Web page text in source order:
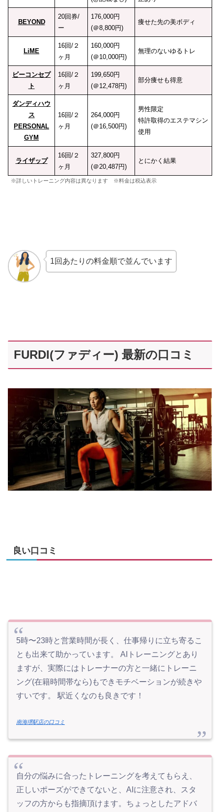
BEYOND
20回券/
ー
176,000円
(＠8,800円)
痩せた先の美ボディ
LiME
16回/２
ヶ月
160,000円
(＠10,000円)
無理のないゆるトレ
ビーコンセプ
ト
16回/２
ヶ月
199,650円
(＠12,478円)
部分痩せも得意
ダンディハウ
ス
PERSONAL
GYM
16回/２
ヶ月
264,000円
(＠16,500円)
男性限定
特許取得のエステマシン
使用
ライザップ
16回/２
ヶ月
327,800円
(＠20,487円)
とにかく結果
※詳しいトレーニング内容は異なります ※料金は税込表示
1回あたりの料金順で並んでいます
FURDI(ファディー) 最新の口コミ
良い口コミ
5時〜23時と営業時間が長く、仕事帰りに立ち寄るこ
とも出来て助かっています。 AIトレーニングとあり
ますが、実際にはトレーナーの方と一緒にトレーニ
ング(在籍時間帯なら)もできモチベーションが続きや
すいです。 駅近くなのも良きです！
南海堺駅店の口コミ
自分の悩みに合ったトレーニングを考えてもらえ、
正しいポーズができてないと、AIに注意され、スタ
ッフの方からも指摘頂けます。ちょっとしたアドバ